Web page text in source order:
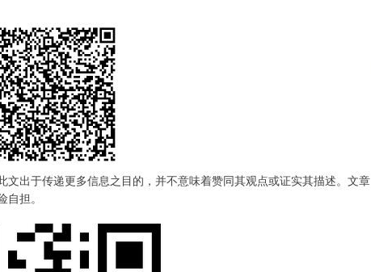
出于传递更多信息之目的，并不意味着赞同其观点或证实其描述。文章
担。